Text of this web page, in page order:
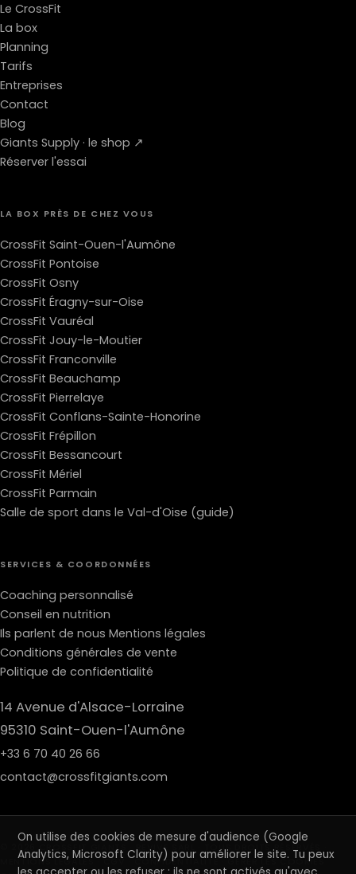
Le CrossFit
La box
Planning
Tarifs
Entreprises
Contact
Blog
Giants Supply · le shop ↗
Réserver l'essai
LA BOX PRÈS DE CHEZ VOUS
CrossFit Saint-Ouen-l'Aumône
CrossFit Pontoise
CrossFit Osny
CrossFit Éragny-sur-Oise
CrossFit Vauréal
CrossFit Jouy-le-Moutier
CrossFit Franconville
CrossFit Beauchamp
CrossFit Pierrelaye
CrossFit Conflans-Sainte-Honorine
CrossFit Frépillon
CrossFit Bessancourt
CrossFit Mériel
CrossFit Parmain
Salle de sport dans le Val-d'Oise (guide)
SERVICES & COORDONNÉES
Coaching personnalisé
Conseil en nutrition
Ils parlent de nous Mentions légales
Conditions générales de vente
Politique de confidentialité
14 Avenue d'Alsace-Lorraine
95310 Saint-Ouen-l'Aumône
+33 6 70 40 26 66
contact@crossfitgiants.com
© 2026 CROSSFIT GIANTS · REVIVE SARL · TOUS DROITS RÉSERVÉS ·
MENTIONS LÉGALES ·CGV ·CONFIDENTIALITÉ·GÉRER LES COOKIES
On utilise des cookies de mesure d'audience (Google
Analytics, Microsoft Clarity) pour améliorer le site. Tu peux